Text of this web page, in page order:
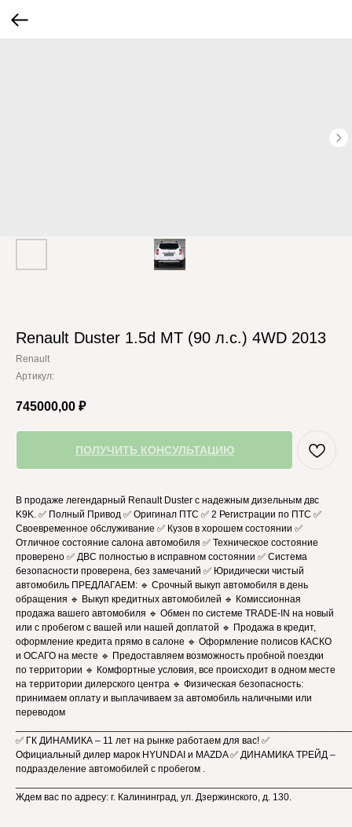
Renault Duster 1.5d MT (90 л.с.) 4WD 2013
Renault
Артикул:
745000,00 ₽
ПОЛУЧИТЬ КОНСУЛЬТАЦИЮ
В продаже легендарный Renault Duster с надежным дизельным двс
K9K. ✅ Полный Привод ✅ Оригинал ПТС ✅ 2 Регистрации по ПТС ✅
Своевременное обслуживание ✅ Кузов в хорошем состоянии ✅
Отличное состояние салона автомобиля ✅ Техническое состояние
проверено ✅ ДВС полностью в исправном состоянии ✅ Система
безопасности проверена, без замечаний ✅ Юридически чистый
автомобиль ПРЕДЛАГАЕМ: 🔹 Срочный выкуп автомобиля в день
обращения 🔹 Выкуп кредитных автомобилей 🔹 Комиссионная
продажа вашего автомобиля 🔹 Обмен по системе TRADE-IN на новый
или с пробегом с вашей или нашей доплатой 🔹 Продажа в кредит,
оформление кредита прямо в салоне 🔹 Оформление полисов КАСКО
и ОСАГО на месте 🔹 Предоставляем возможность пробной поездки
по территории 🔹 Комфортные условия, все происходит в одном месте
на территории дилерского центра 🔹 Физическая безопасность:
принимаем оплату и выплачиваем за автомобиль наличными или
переводом
✅ ГК ДИНАМИКА – 11 лет на рынке работаем для вас! ✅
Официальный дилер марок HYUNDAI и MAZDA ✅ ДИНАМИКА ТРЕЙД –
подразделение автомобилей с пробегом .
Ждем вас по адресу: г. Калининград, ул. Дзержинского, д. 130.